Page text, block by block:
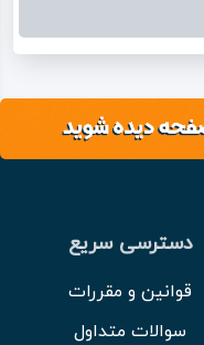
دسترسی سریع
قوانین و مقررات
سوالات متداول